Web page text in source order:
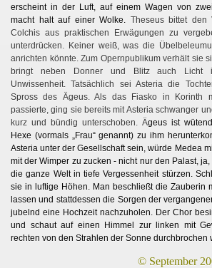
erscheint in der Luft, auf einem Wagen von
macht halt auf einer Wolke. Theseus bittet den
Colchis aus praktischen Erwägungen zu
unterdrücken. Keiner weiß, was die
anrichten könnte. Zum Opernpublikum verhält sie
bringt neben Donner und Blitz auch Licht
Unwissenheit. Tatsächlich sei Asteria die
Spross des Ägeus. Als das Fiasko in Korinth
passierte, ging sie bereits mit Asteria schwanger
kurz und bündig unterschoben. Ägeus ist
Hexe (vormals „Frau“ genannt) zu ihm
Asteria unter der Gesellschaft sein, würde Medea
mit der Wimper zu zucken - nicht nur den Palast,
die ganze Welt in tiefe Vergessenheit stürzen.
sie in luftige Höhen. Man beschließt die Zauberin
lassen und stattdessen die Sorgen der
jubelnd eine Hochzeit nachzuholen. Der Chor
und schaut auf einen Himmel zur linken mit
rechten von den Strahlen der Sonne durchbrochen
© September